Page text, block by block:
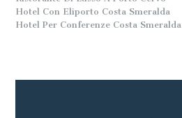
Hotel Con Eliporto Costa Smeralda
Hotel Per Conferenze Costa Smeralda